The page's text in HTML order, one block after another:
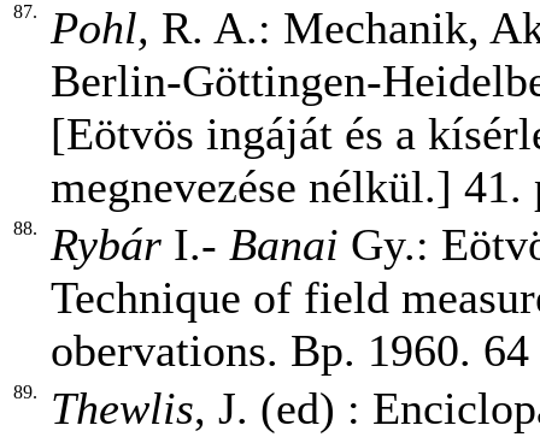
87. Pohl, R. A.: Mechanik,
Berlin-Göttingen-
[Eötvös ingáját és a
megnevezése nélkül.] 41.
88. Rybár I.- Banai Gy.:
Technique of field
obervations. Bp. 1960. 64
89. Thewlis, J. (ed) :